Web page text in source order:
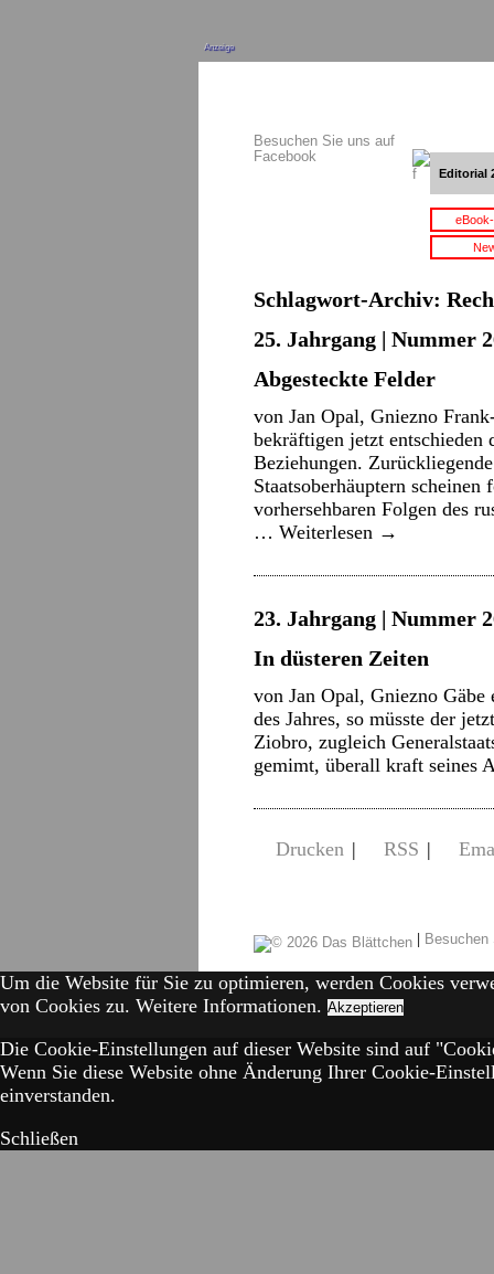
Anzeige
Besuchen Sie uns auf
Facebook
Editorial
Schlagwort-Archiv:
25. Jahrgang | Nummer
Abgesteckte Felder
von Jan Opal, Gniezno
bekräftigen jetzt entschieden
Beziehungen.
Staatsoberhäuptern
vorhersehbaren Folgen des
… Weiterlesen →
23. Jahrgang | Nummer
In düsteren Zeiten
von Jan Opal, Gniezno
des Jahres, so müsste der
Ziobro, zugleich
gemimt, überall kraft seines
Drucken | RSS |
|
Um die Website für Sie zu optimieren, werden Cookies
von Cookies zu. Weitere Informationen. Akzeptieren
Die Cookie-Einstellungen auf dieser Website sind auf
Wenn Sie diese Website ohne Änderung Ihrer Cookie-
einverstanden.
Schließen